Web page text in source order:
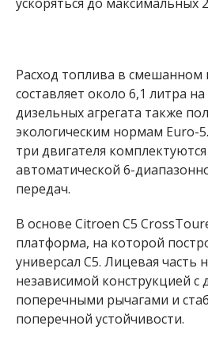
Расход топлива в смешанном
составляет около 6,1 литра
дизельных агрегата также
экологическим нормам Euro-
три двигателя
автоматической 6-
передач.
В основе Citroen C5
платформа, на которой
универсал С5. Лицевая часть
независимой конструкцией
поперечными рычагами и
поперечной устойчивости.